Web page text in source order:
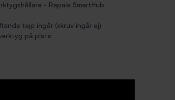
- Rapala SmartHub
tejp ingår (skruv ingår ej)
på plats